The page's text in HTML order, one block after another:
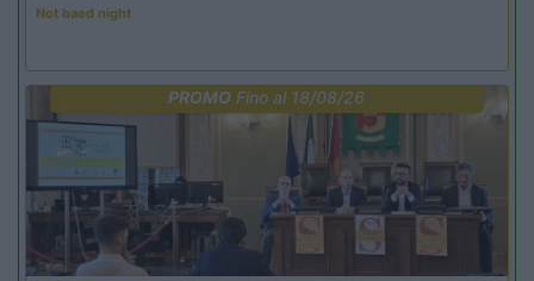
Not baed night
PROMO Fino al 18/08/26